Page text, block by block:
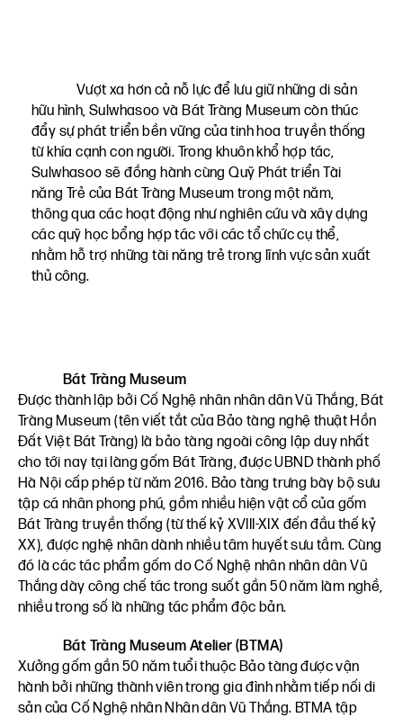
Vượt xa hơn cả nỗ lực để lưu giữ những di sản
hữu hình, Sulwhasoo và Bát Tràng Museum còn thúc
đẩy sự phát triển bền vững của tinh hoa truyền thống
từ khía cạnh con người. Trong khuôn khổ hợp tác,
Sulwhasoo sẽ đồng hành cùng Quỹ Phát triển Tài
năng Trẻ của Bát Tràng Museum trong một năm,
thông qua các hoạt động như nghiên cứu và xây dựng
các quỹ học bổng hợp tác với các tổ chức cụ thể,
nhằm hỗ trợ những tài năng trẻ trong lĩnh vực sản xuất
thủ công.
Bát Tràng Museum
Được thành lập bởi Cố Nghệ nhân nhân dân Vũ Thắng, Bát
Tràng Museum (tên viết tắt của Bảo tàng nghệ thuật Hồn
Đất Việt Bát Tràng) là bảo tàng ngoài công lập duy nhất
cho tới nay tại làng gốm Bát Tràng, được UBND thành phố
Hà Nội cấp phép từ năm 2016. Bảo tàng trưng bày bộ sưu
tập cá nhân phong phú, gồm nhiều hiện vật cổ của gốm
Bát Tràng truyền thống (từ thế kỷ XVIII-XIX đến đầu thế kỷ
XX), được nghệ nhân dành nhiều tâm huyết sưu tầm. Cùng
đó là các tác phẩm gốm do Cố Nghệ nhân nhân dân Vũ
Thắng dày công chế tác trong suốt gần 50 năm làm nghề,
nhiều trong số là những tác phẩm độc bản.
Bát Tràng Museum Atelier (BTMA)
Xưởng gốm gần 50 năm tuổi thuộc Bảo tàng được vận
hành bởi những thành viên trong gia đình nhằm tiếp nối di
sản của Cố Nghệ nhân Nhân dân Vũ Thắng. BTMA tập